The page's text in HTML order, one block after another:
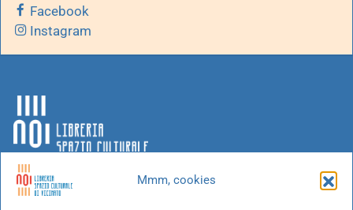
Mmm, cookies
Facebook
Instagram